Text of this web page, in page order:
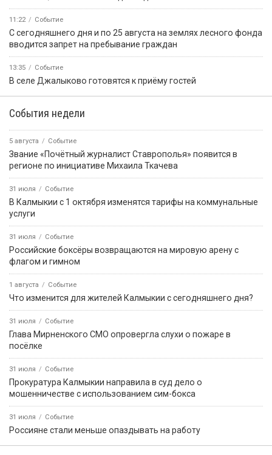
11:22 Событие
С сегодняшнего дня и по 25 августа на землях лесного фонда
вводится запрет на пребывание граждан
13:35 Событие
В селе Джалыково готовятся к приёму гостей
События недели
5 августа Событие
Звание «Почётный журналист Ставрополья» появится в
регионе по инициативе Михаила Ткачева
31 июля Событие
В Калмыкии с 1 октября изменятся тарифы на коммунальные
услуги
31 июля Событие
Российские боксёры возвращаются на мировую арену с
флагом и гимном
1 августа Событие
Что изменится для жителей Калмыкии с сегодняшнего дня?
31 июля Событие
Глава Мирненского СМО опровергла слухи о пожаре в
посёлке
31 июля Событие
Прокуратура Калмыкии направила в суд дело о
мошенничестве с использованием сим-бокса
31 июля Событие
Россияне стали меньше опаздывать на работу